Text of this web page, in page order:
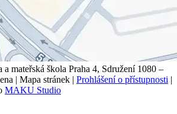
mateřská škola Praha 4, Sdružení 1080 –
| Mapa stránek | Prohlášení o přístupnosti |
MAKU Studio